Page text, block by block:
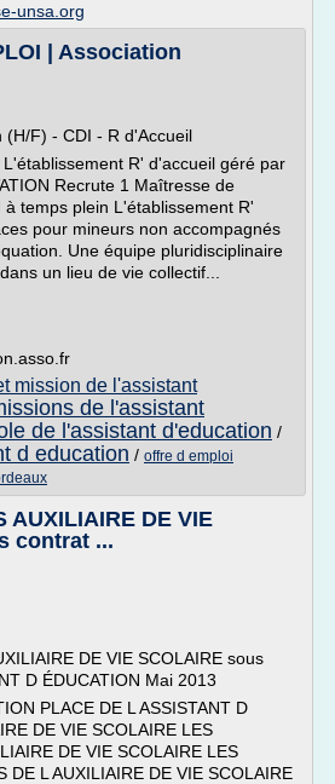
unsa.org
| Association
(H/F) - CDI - R d'Accueil
R' d'accueil géré par
Recrute 1 Maîtresse de
à temps plein L'établissement R'
pour mineurs non accompagnés
Une équipe pluridisciplinaire
un lieu de vie collectif...
mission de l'assistant
de l'assistant
de l'assistant d'education /
d education / offre d emploi
AUXILIAIRE DE VIE
contrat ...
DE VIE SCOLAIRE sous
D ÉDUCATION Mai 2013
PLACE DE L ASSISTANT D
DE VIE SCOLAIRE LES
DE VIE SCOLAIRE LES
DE L AUXILIAIRE DE VIE SCOLAIRE